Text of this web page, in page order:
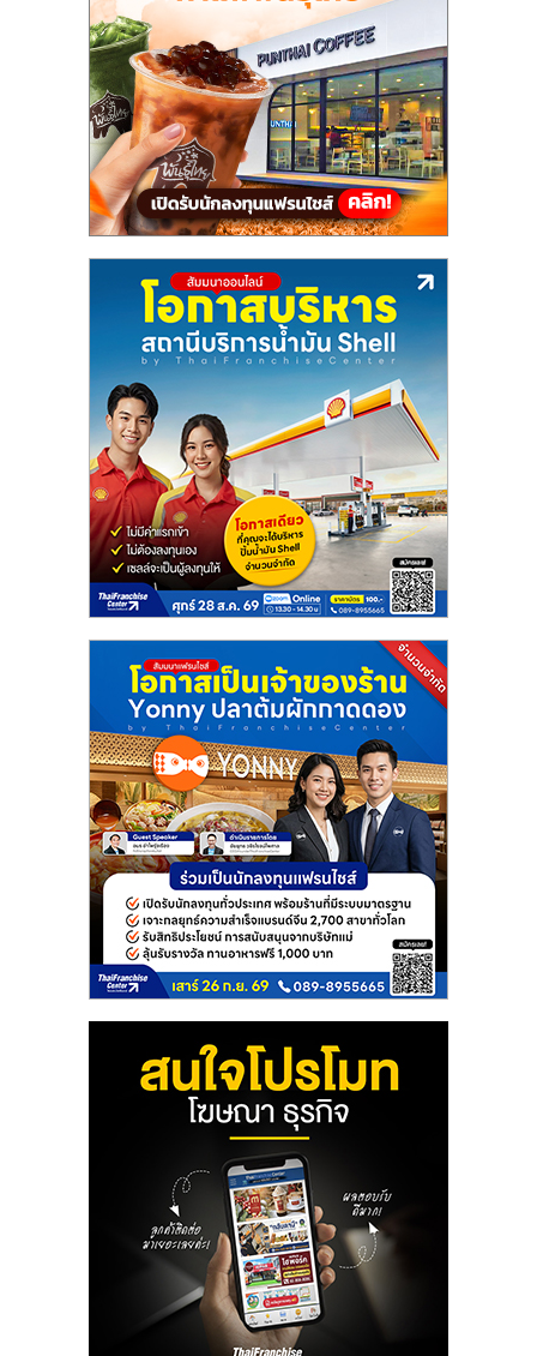
ไชส์,
รวม
แฟ
ไชส์
ขาย
แฟ
ไชส์
แฟ
ไชส์
ขาย
หน้า
บ้าน
ลงทุน